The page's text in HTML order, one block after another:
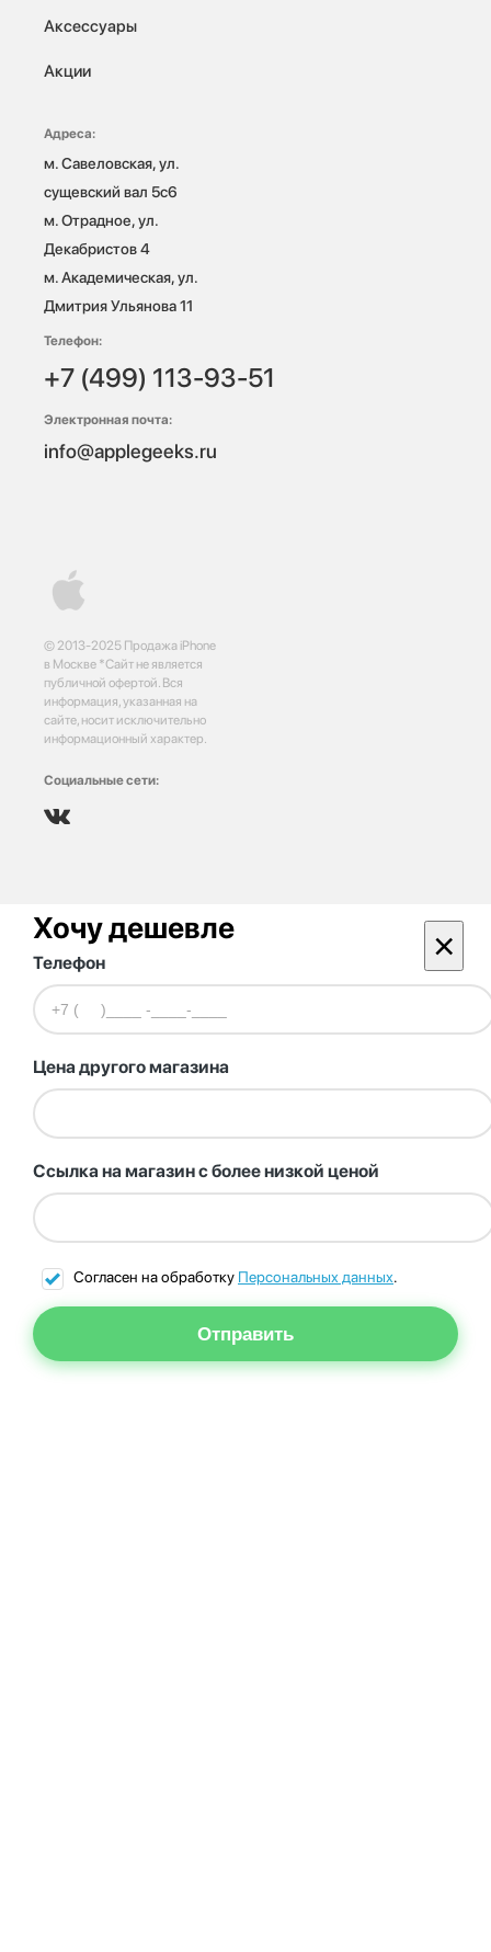
© 2013-2025 Продажа iPhone
в Москве *Сайт не является
публичной офертой. Вся
информация, указанная на
сайте, носит исключительно
информационный характер.
Социальные сети:
Аксессуары
Акции
Адреса:
м. Савеловская, ул.
сущевский вал 5с6
м. Отрадное, ул.
Декабристов 4
м. Академическая, ул.
Дмитрия Ульянова 11
Телефон:
+7 (499) 113-93-51
Электронная почта:
info@applegeeks.ru
Хочу дешевле ×
Телефон
Цена другого магазина
Ссылка на магазин с более низкой ценой
Согласен на обработку Персональных данных.
Отправить